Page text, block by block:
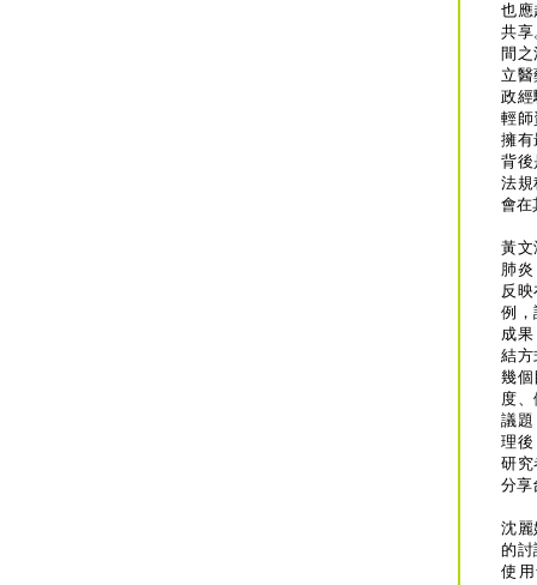
也應
共享
間
立
政經
輕師
擁有
背後
法規
會在
黃文
肺
反
例，
成
結方
幾個
度
議題
理後
研究
分享
沈麗
的討
使